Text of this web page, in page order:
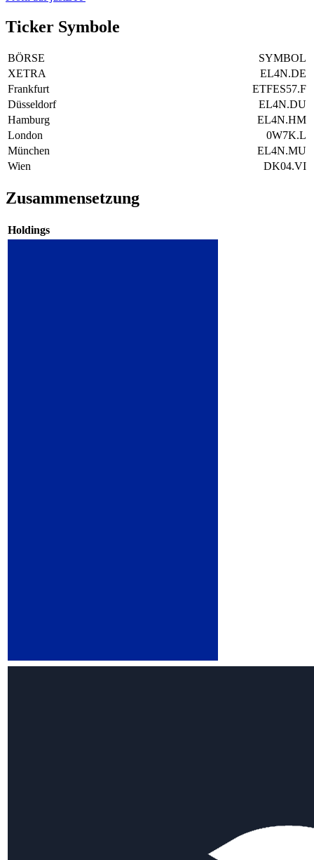
Ticker Symbole
BÖRSE
SYMBOL
XETRA
EL4N.DE
Frankfurt
ETFES57.F
Düsseldorf
EL4N.DU
Hamburg
EL4N.HM
London
0W7K.L
München
EL4N.MU
Wien
DK04.VI
Zusammensetzung
Holdings